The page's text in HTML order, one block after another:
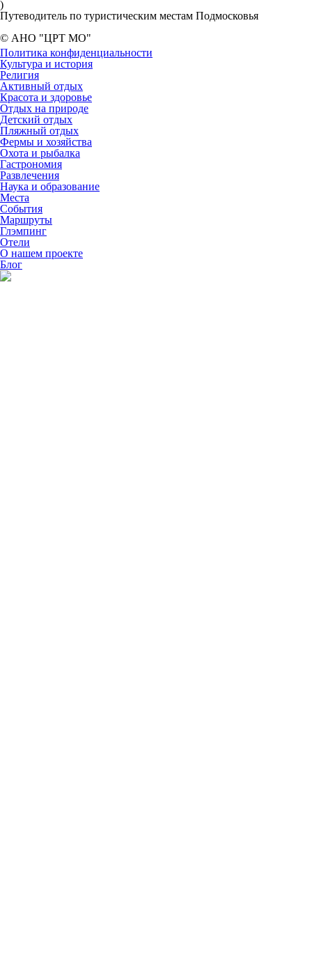
Путеводитель по туристическим местам Подмосковья
© АНО "ЦРТ МО"
Политика конфиденциальности
Культура и история
Религия
Активный отдых
Красота и здоровье
Отдых на природе
Детский отдых
Пляжный отдых
Фермы и хозяйства
Охота и рыбалка
Гастрономия
Развлечения
Наука и образование
Места
События
Маршруты
Глэмпинг
Отели
О нашем проекте
Блог